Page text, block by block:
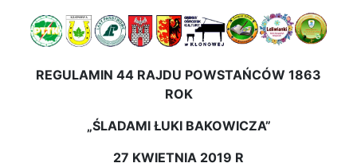
REGULAMIN 44 RAJDU POWSTAŃCÓW 1863
ROK
„ŚLADAMI ŁUKI BAKOWICZA”
27 KWIETNIA 2019 R